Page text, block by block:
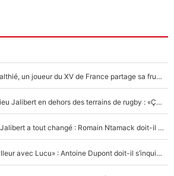
Mis de côté par Fabien Galthié, un joueur du XV de France partage sa frustration : «ils ne me l’ont pas dit tout de suite»
La raison d'être de Matthieu Jalibert en dehors des terrains de rugby : «Ça m'atteint autant que si tu touches à un membre de ma famille»
XV de France - Matthieu Jalibert a tout changé : Romain Ntamack doit-il s’inquiéter pour sa place à un an de la Coupe du monde ?
«Le XV de France est meilleur avec Lucu» : Antoine Dupont doit-il s’inquiéter pour sa place ?